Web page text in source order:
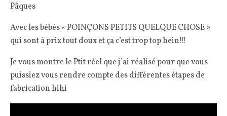
Pâques
Avec les bébés « POINÇONS PETITS QUELQUE CHOSE »
qui sont à prix tout doux et ça c’est trop top hein!!!
Je vous montre le Ptit réel que j’ai réalisé pour que vous
puissiez vous rendre compte des différentes étapes de
fabrication hihi